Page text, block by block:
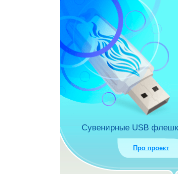
Сувенирные USB
Про проект